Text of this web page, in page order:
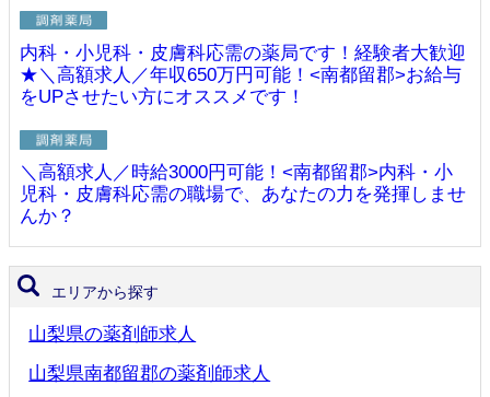
内科・小児科・皮膚科応需の薬局です！経験者大歓迎
★＼高額求人／年収650万円可能！<南都留郡>お給与
をUPさせたい方にオススメです！
＼高額求人／時給3000円可能！<南都留郡>内科・小
児科・皮膚科応需の職場で、あなたの力を発揮しませ
んか？
エリアから探す
山梨県の薬剤師求人
山梨県南都留郡の薬剤師求人